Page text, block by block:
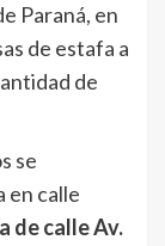
Paraná, en
de estafa a
de
se
en calle
de calle Av.